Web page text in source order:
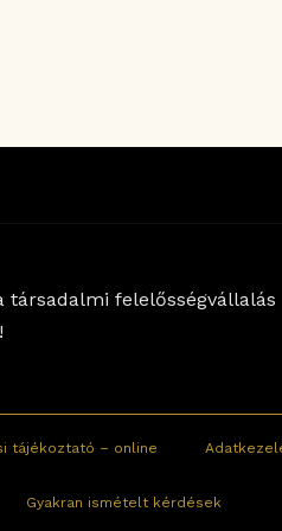
társadalmi felelősségvállalás
tájékoztató – online
Gyakran ismételt kérdések